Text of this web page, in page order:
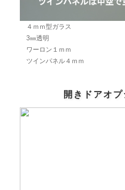
４ｍｍ型ガラス
3㎜透明
ワーロン１ｍｍ
ツインパネル４ｍｍ
開きドアオ